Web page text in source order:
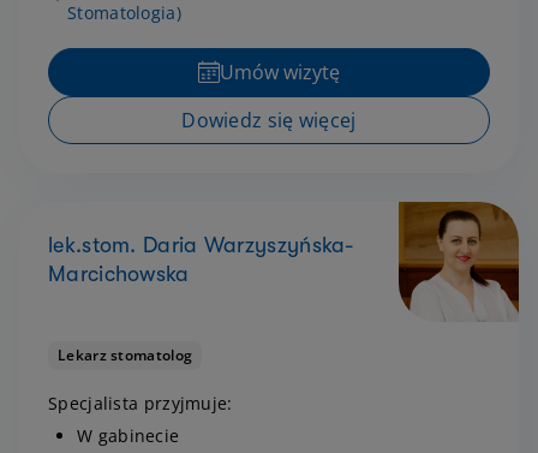
Stomatologia)
Umów wizytę
Dowiedz się więcej
lek.stom. Daria Warzyszyńska-
Marcichowska
Lekarz stomatolog
Specjalista przyjmuje:
W gabinecie